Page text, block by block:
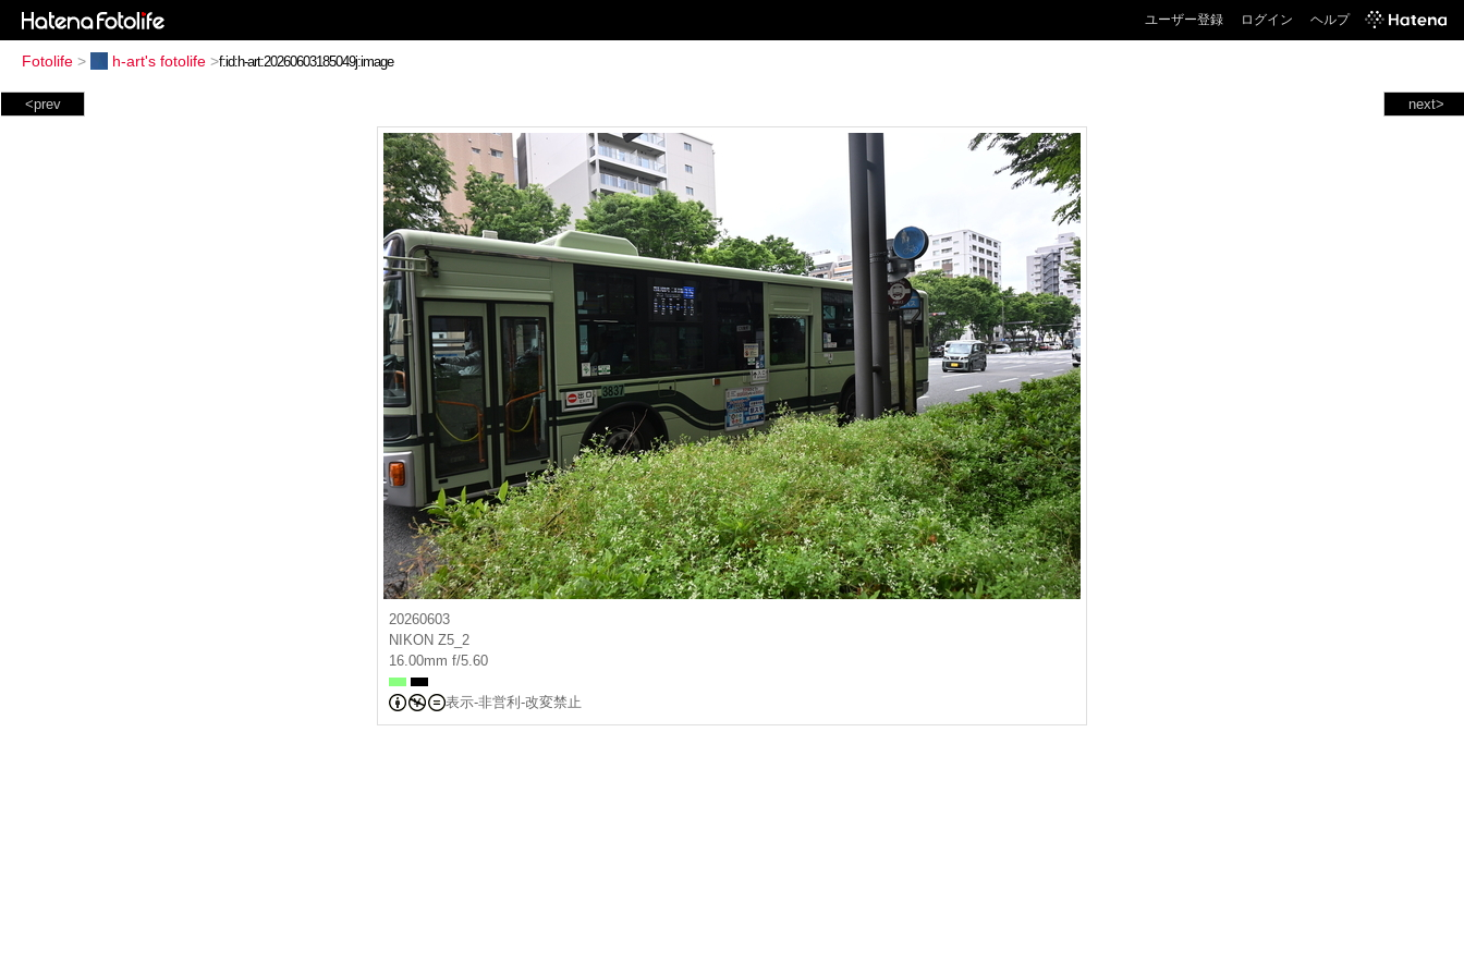
ユーザー登録 ログイン ヘルプ
Fotolife > h-art's fotolife >
next>
<prev
20260603
NIKON Z5_2
16.00mm f/5.60
表示-非営利-改変禁止